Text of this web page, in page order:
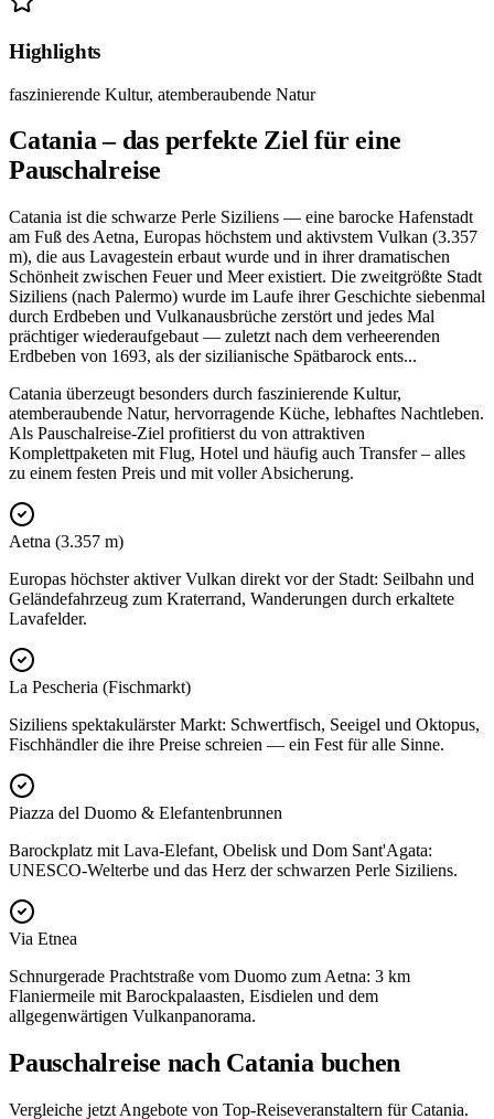
Highlights
faszinierende Kultur, atemberaubende Natur
Catania – das perfekte Ziel für eine
Pauschalreise
Catania ist die schwarze Perle Siziliens — eine barocke Hafenstadt
am Fuß des Aetna, Europas höchstem und aktivstem Vulkan (3.357
m), die aus Lavagestein erbaut wurde und in ihrer dramatischen
Schönheit zwischen Feuer und Meer existiert. Die zweitgrößte Stadt
Siziliens (nach Palermo) wurde im Laufe ihrer Geschichte siebenmal
durch Erdbeben und Vulkanausbrüche zerstört und jedes Mal
prächtiger wiederaufgebaut — zuletzt nach dem verheerenden
Erdbeben von 1693, als der sizilianische Spätbarock ents...
Catania überzeugt besonders durch faszinierende Kultur,
atemberaubende Natur, hervorragende Küche, lebhaftes Nachtleben.
Als Pauschalreise-Ziel profitierst du von attraktiven
Komplettpaketen mit Flug, Hotel und häufig auch Transfer – alles
zu einem festen Preis und mit voller Absicherung.
Aetna (3.357 m)
Europas höchster aktiver Vulkan direkt vor der Stadt: Seilbahn und
Geländefahrzeug zum Kraterrand, Wanderungen durch erkaltete
Lavafelder.
La Pescheria (Fischmarkt)
Siziliens spektakulärster Markt: Schwertfisch, Seeigel und Oktopus,
Fischhändler die ihre Preise schreien — ein Fest für alle Sinne.
Piazza del Duomo & Elefantenbrunnen
Barockplatz mit Lava-Elefant, Obelisk und Dom Sant'Agata:
UNESCO-Welterbe und das Herz der schwarzen Perle Siziliens.
Via Etnea
Schnurgerade Prachtstraße vom Duomo zum Aetna: 3 km
Flaniermeile mit Barockpalaasten, Eisdielen und dem
allgegenwärtigen Vulkanpanorama.
Pauschalreise nach Catania buchen
Vergleiche jetzt Angebote von Top-Reiseveranstaltern für Catania.